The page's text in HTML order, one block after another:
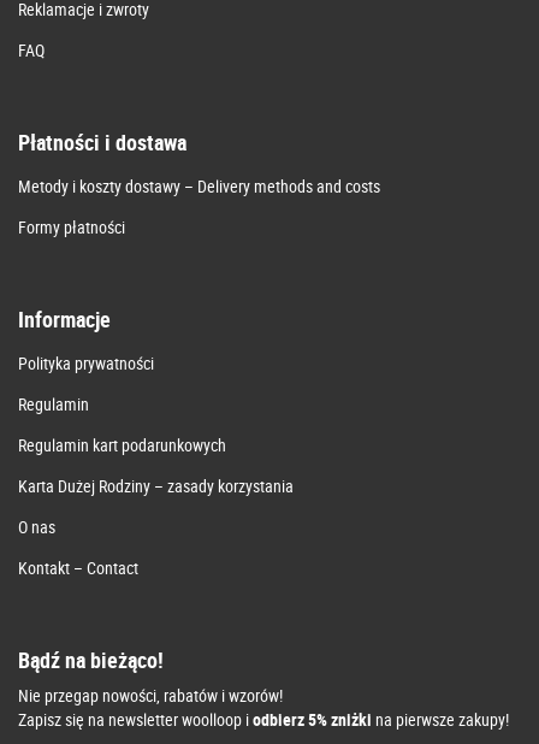
Reklamacje i zwroty
FAQ
Płatności i dostawa
Metody i koszty dostawy – Delivery methods and costs
Formy płatności
Informacje
Polityka prywatności
Regulamin
Regulamin kart podarunkowych
Karta Dużej Rodziny – zasady korzystania
O nas
Kontakt – Contact
Bądź na bieżąco!
Nie przegap nowości, rabatów i wzorów!
Zapisz się na newsletter woolloop iodbierz 5% zniżki na pierwsze zakupy!